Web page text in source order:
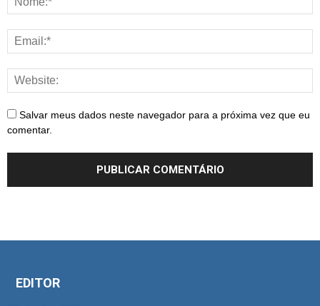
Salvar meus dados neste navegador para a próxima vez que eu
comentar.
EDITOR